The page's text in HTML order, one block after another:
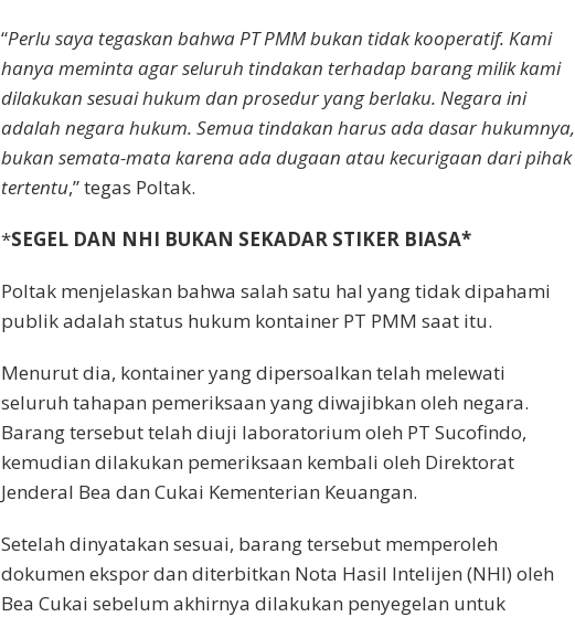
“Perlu saya tegaskan bahwa PT PMM bukan tidak kooperatif. Kami
hanya meminta agar seluruh tindakan terhadap barang milik kami
dilakukan sesuai hukum dan prosedur yang berlaku. Negara ini
adalah negara hukum. Semua tindakan harus ada dasar hukumnya,
bukan semata-mata karena ada dugaan atau kecurigaan dari pihak
tertentu,” tegas Poltak.
*SEGEL DAN NHI BUKAN SEKADAR STIKER BIASA*
Poltak menjelaskan bahwa salah satu hal yang tidak dipahami
publik adalah status hukum kontainer PT PMM saat itu.
Menurut dia, kontainer yang dipersoalkan telah melewati
seluruh tahapan pemeriksaan yang diwajibkan oleh negara.
Barang tersebut telah diuji laboratorium oleh PT Sucofindo,
kemudian dilakukan pemeriksaan kembali oleh Direktorat
Jenderal Bea dan Cukai Kementerian Keuangan.
Setelah dinyatakan sesuai, barang tersebut memperoleh
dokumen ekspor dan diterbitkan Nota Hasil Intelijen (NHI) oleh
Bea Cukai sebelum akhirnya dilakukan penyegelan untuk